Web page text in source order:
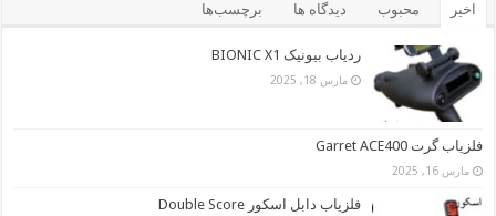
اخیر محبوب دیدگاه ها برچسب‌ها
ردیاب بیونیک BIONIC X1
مارس 18, 2025
فلزیاب گرت Garret ACE400
مارس 16, 2025
فلزیاب دابل اسکور Double Score